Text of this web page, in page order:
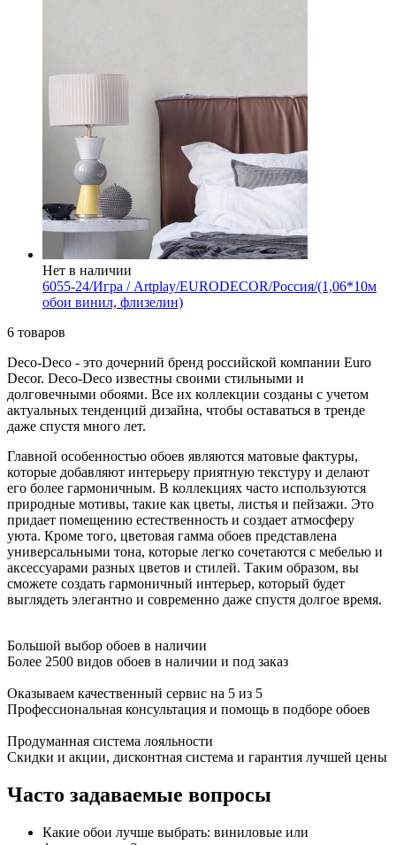
Нет в наличии
6055-24/Игра / Artplay/EURODECOR/Россия/(1,06*10м
обои винил, флизелин)
6 товаров
Deco-Deco - это дочерний бренд российской компании Euro
Decor. Deco-Deco известны своими стильными и
долговечными обоями. Все их коллекции созданы с учетом
актуальных тенденций дизайна, чтобы оставаться в тренде
даже спустя много лет.
Главной особенностью обоев являются матовые фактуры,
которые добавляют интерьеру приятную текстуру и делают
его более гармоничным. В коллекциях часто используются
природные мотивы, такие как цветы, листья и пейзажи. Это
придает помещению естественность и создает атмосферу
уюта. Кроме того, цветовая гамма обоев представлена
универсальными тона, которые легко сочетаются с мебелью и
аксессуарами разных цветов и стилей. Таким образом, вы
сможете создать гармоничный интерьер, который будет
выглядеть элегантно и современно даже спустя долгое время.
Большой выбор обоев в наличии
Более 2500 видов обоев в наличии и под заказ
Оказываем качественный сервис на 5 из 5
Профессиональная консультация и помощь в подборе обоев
Продуманная система лояльности
Скидки и акции, дисконтная система и гарантия лучшей цены
Часто задаваемые вопросы
Какие обои лучше выбрать: виниловые или